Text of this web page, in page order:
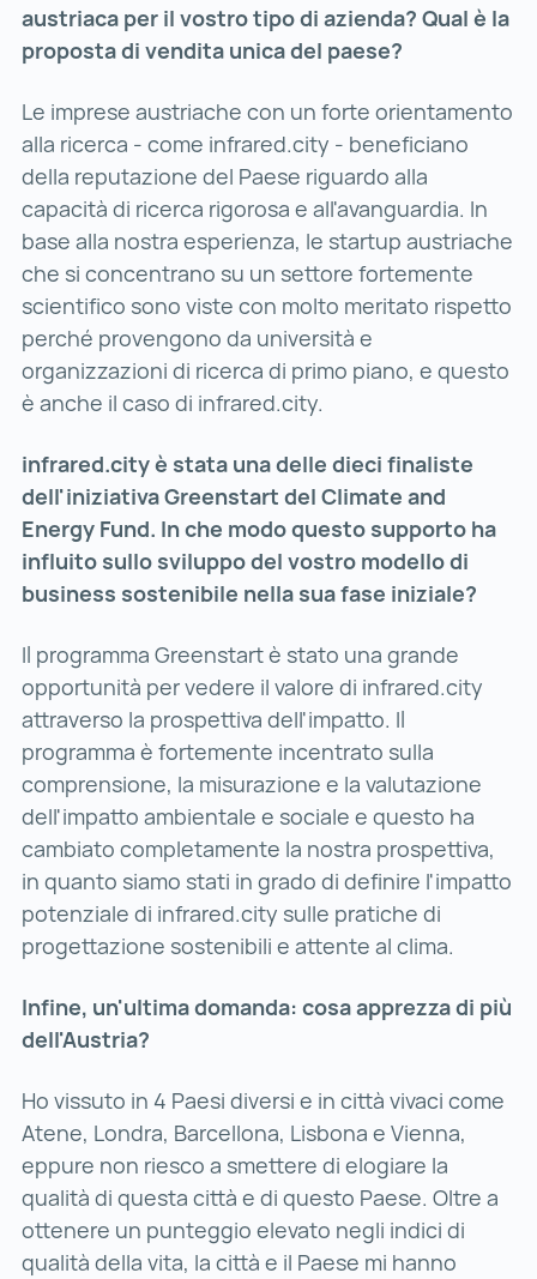
austriaca per il vostro tipo di azienda? Qual è la
proposta di vendita unica del paese?
Le imprese austriache con un forte orientamento
alla ricerca - come infrared.city - beneficiano
della reputazione del Paese riguardo alla
capacità di ricerca rigorosa e all'avanguardia. In
base alla nostra esperienza, le startup austriache
che si concentrano su un settore fortemente
scientifico sono viste con molto meritato rispetto
perché provengono da università e
organizzazioni di ricerca di primo piano, e questo
è anche il caso di infrared.city.
infrared.city è stata una delle dieci finaliste
dell'iniziativa Greenstart del Climate and
Energy Fund. In che modo questo supporto ha
influito sullo sviluppo del vostro modello di
business sostenibile nella sua fase iniziale?
Il programma Greenstart è stato una grande
opportunità per vedere il valore di infrared.city
attraverso la prospettiva dell'impatto. Il
programma è fortemente incentrato sulla
comprensione, la misurazione e la valutazione
dell'impatto ambientale e sociale e questo ha
cambiato completamente la nostra prospettiva,
in quanto siamo stati in grado di definire l'impatto
potenziale di infrared.city sulle pratiche di
progettazione sostenibili e attente al clima.
Infine, un'ultima domanda: cosa apprezza di più
dell'Austria?
Ho vissuto in 4 Paesi diversi e in città vivaci come
Atene, Londra, Barcellona, Lisbona e Vienna,
eppure non riesco a smettere di elogiare la
qualità di questa città e di questo Paese. Oltre a
ottenere un punteggio elevato negli indici di
qualità della vita, la città e il Paese mi hanno